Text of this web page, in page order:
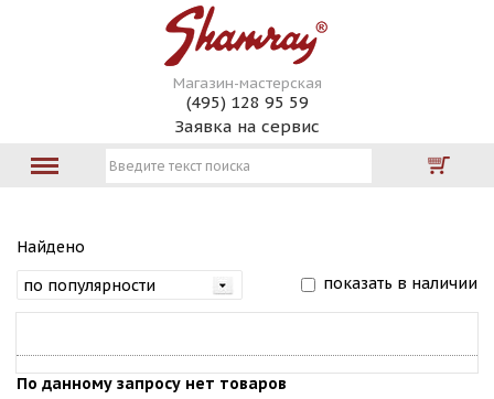
Магазин-мастерская
(495) 128 95 59
Заявка на сервис
Найдено
показать в наличии
По данному запросу нет товаров